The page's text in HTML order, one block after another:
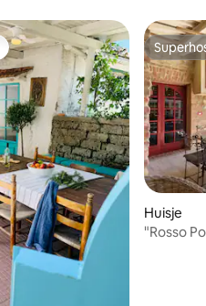
Huisje
"Rosso